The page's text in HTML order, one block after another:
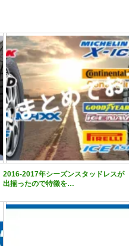
2016-2017年シーズンスタッドレスが
出揃ったので特徴を…